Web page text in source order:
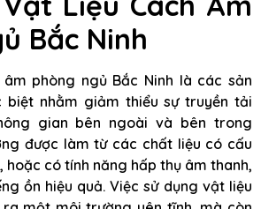
Bắc Ninh
phòng ngủ Bắc Ninh là các sản
biệt nhằm giảm thiểu sự truyền tải
gian bên ngoài và bên trong
được làm từ các chất liệu có cấu
hoặc có tính năng hấp thụ âm thanh,
ồn hiệu quả. Việc sử dụng vật liệu